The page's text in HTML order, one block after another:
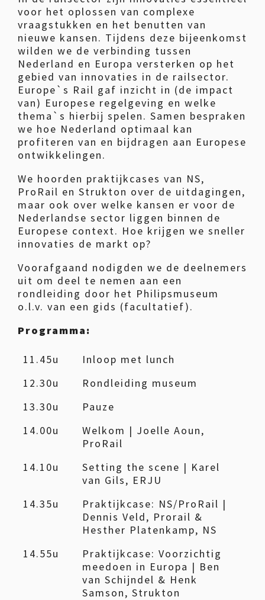
voor het oplossen van complexe
vraagstukken en het benutten van
nieuwe kansen. Tijdens deze bijeenkomst
wilden we de verbinding tussen
Nederland en Europa versterken op het
gebied van innovaties in de railsector.
Europe`s Rail gaf inzicht in (de impact
van) Europese regelgeving en welke
thema`s hierbij spelen. Samen bespraken
we hoe Nederland optimaal kan
profiteren van en bijdragen aan Europese
ontwikkelingen.
We hoorden praktijkcases van NS,
ProRail en Strukton over de uitdagingen,
maar ook over welke kansen er voor de
Nederlandse sector liggen binnen de
Europese context. Hoe krijgen we sneller
innovaties de markt op?
Voorafgaand nodigden we de deelnemers
uit om deel te nemen aan een
rondleiding door het Philipsmuseum
o.l.v. van een gids (facultatief).
Programma:
11.45u
Inloop met lunch
12.30u
Rondleiding museum
13.30u
Pauze
14.00u
Welkom | Joelle Aoun,
ProRail
14.10u
Setting the scene | Karel
van Gils, ERJU
14.35u
Praktijkcase: NS/ProRail |
Dennis Veld, Prorail &
Hesther Platenkamp, NS
14.55u
Praktijkcase: Voorzichtig
meedoen in Europa | Ben
van Schijndel & Henk
Samson, Strukton